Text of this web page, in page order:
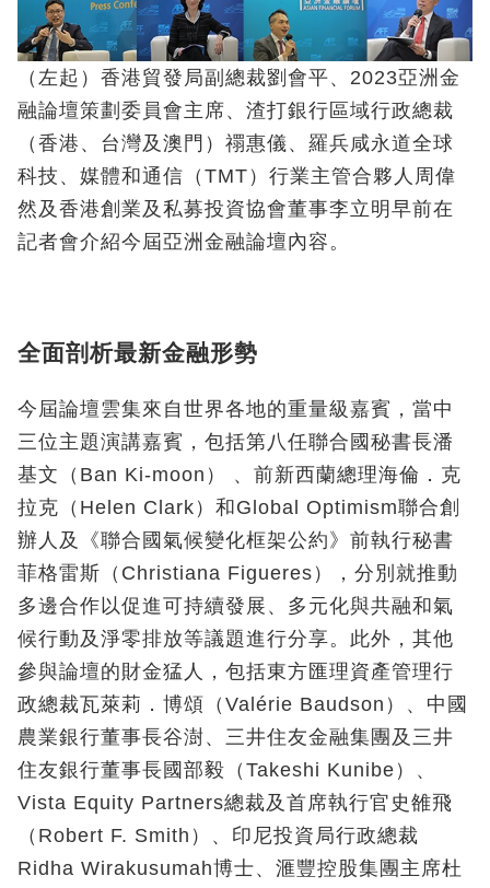
（左起）香港貿發局副總裁劉會平、2023亞洲金
融論壇策劃委員會主席、渣打銀行區域行政總裁
（香港、台灣及澳門）禤惠儀、羅兵咸永道全球
科技、媒體和通信（TMT）行業主管合夥人周偉
然及香港創業及私募投資協會董事李立明早前在
記者會介紹今屆亞洲金融論壇內容。
全面剖析最新金融形勢
今屆論壇雲集來自世界各地的重量級嘉賓，當中
三位主題演講嘉賓，包括第八任聯合國秘書長潘
基文（Ban Ki-moon） 、前新西蘭總理海倫．克
拉克（Helen Clark）和Global Optimism聯合創
辦人及《聯合國氣候變化框架公約》前執行秘書
菲格雷斯（Christiana Figueres），分別就推動
多邊合作以促進可持續發展、多元化與共融和氣
候行動及淨零排放等議題進行分享。此外，其他
參與論壇的財金猛人，包括東方匯理資產管理行
政總裁瓦萊莉．博頌（Valérie Baudson）、中國
農業銀行董事長谷澍、三井住友金融集團及三井
住友銀行董事長國部毅（Takeshi Kunibe）、
Vista Equity Partners總裁及首席執行官史雒飛
（Robert F. Smith）、印尼投資局行政總裁
Ridha Wirakusumah博士、滙豐控股集團主席杜